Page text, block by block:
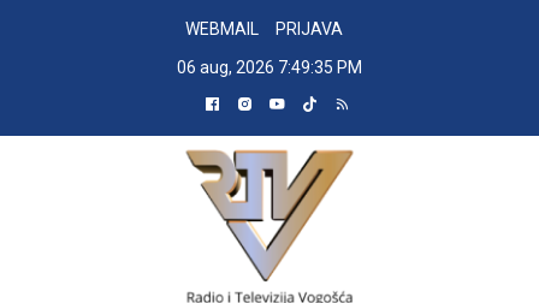
WEBMAIL
PRIJAVA
06 aug, 2026 7:49:36 PM